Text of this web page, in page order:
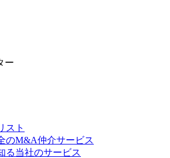
ー
スト
のM&A仲介サービス
る当社のサービス